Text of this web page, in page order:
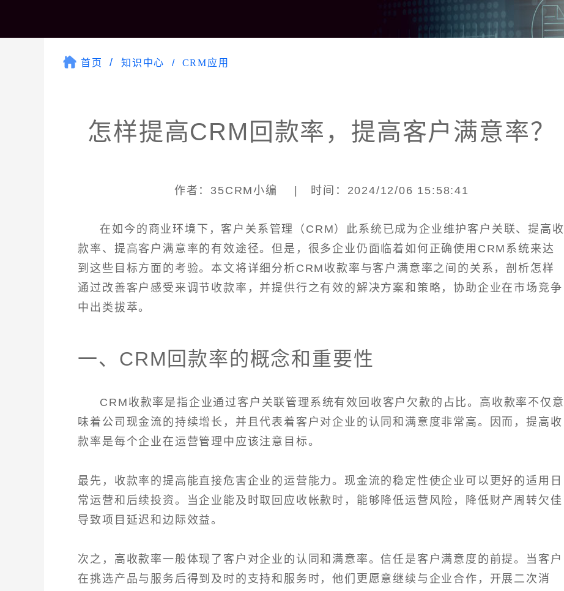
首页 知识中心 CRM应用
怎样提高CRM回款率，提高客户满意率？
作者：35CRM小编 | 时间：2024/12/06 15:58:41
在如今的商业环境下，客户关系管理（CRM）此系统已成为企业维护客户关联、提高收
款率、提高客户满意率的有效途径。但是，很多企业仍面临着如何正确使用CRM系统来达
到这些目标方面的考验。本文将详细分析CRM收款率与客户满意率之间的关系，剖析怎样
通过改善客户感受来调节收款率，并提供行之有效的解决方案和策略，协助企业在市场竞争
中出类拔萃。
一、CRM回款率的概念和重要性
CRM收款率是指企业通过客户关联管理系统有效回收客户欠款的占比。高收款率不仅意
味着公司现金流的持续增长，并且代表着客户对企业的认同和满意度非常高。因而，提高收
款率是每个企业在运营管理中应该注意目标。
最先，收款率的提高能直接危害企业的运营能力。现金流的稳定性使企业可以更好的适用日
常运营和后续投资。当企业能及时取回应收帐款时，能够降低运营风险，降低财产周转欠佳
导致项目延迟和边际效益。
次之，高收款率一般体现了客户对企业的认同和满意率。信任是客户满意度的前提。当客户
在挑选产品与服务后得到及时的支持和服务时，他们更愿意继续与企业合作，开展二次消